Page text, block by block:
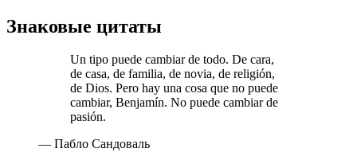
Знаковые цитаты
Un tipo puede cambiar de todo. De cara,
de casa, de familia, de novia, de religión,
de Dios. Pero hay una cosa que no puede
cambiar, Benjamín. No puede cambiar de
pasión.
— Пабло Сандоваль